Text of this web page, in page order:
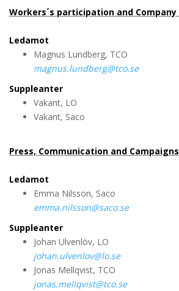
Workers´s participation and
Ledamot
Magnus Lundberg, TCO
magnus.lundberg@tco.se
Suppleanter
Vakant, LO
Vakant, Saco
Press, Communication and
Ledamot
Emma Nilsson, Saco
emma.nilsson@saco.se
Suppleanter
Johan Ulvenlöv, LO
johan.ulvenlov@lo.se
Jonas Mellqvist, TCO
jonas.mellqvist@tco.se